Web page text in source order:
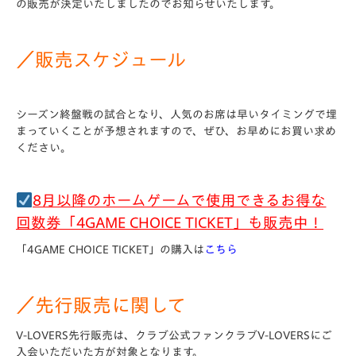
の販売が決定いたしましたのでお知らせいたします。
／販売スケジュール
シーズン終盤戦の試合となり、人気のお席は早いタイミングで埋
まっていくことが予想されますので、ぜひ、お早めにお買い求め
ください。
8月以降のホームゲームで使用できるお得な
回数券「4GAME CHOICE TICKET」も販売中！
「4GAME CHOICE TICKET」の購入は こちら
／先行販売に関して
V-LOVERS先行販売は、クラブ公式ファンクラブV-LOVERSにご
入会いただいた方が対象となります。